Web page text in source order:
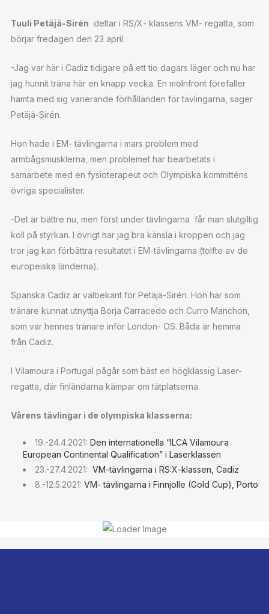
Tuuli Petäjä-Sirén deltar i RS/X- klassens VM- regatta, som
börjar fredagen den 23 april.
-Jag var här i Cadiz tidigare på ett tio dagars läger och nu har
jag hunnit träna här en knapp vecka. En molnfront förefaller
hämta med sig varierande förhållanden för tävlingarna, sager
Petäjä-Sirén.
Hon hade i EM- tävlingarna i mars problem med
armbågsmusklerna, men problemet har bearbetats i
samarbete med en fysioterapeut och Olympiska kommitténs
övriga specialister.
-Det är bättre nu, men först under tävlingarna får man slutgiltig
koll på styrkan. I övrigt har jag bra känsla i kroppen och jag
tror jag kan förbättra resultatet i EM-tävlingarna (tolfte av de
europeiska länderna).
Spanska Cadiz är välbekant för Petäjä-Sirén. Hon har som
tränare kunnat utnyttja Borja Carracedo och Curro Manchon,
som var hennes tränare inför London- OS. Båda är hemma
från Cadiz.
I Vilamoura i Portugal pågår som bäst en högklassig Laser-
regatta, där finländarna kämpar om tätplatserna.
Vårens tävlingar i de olympiska klasserna:
19.-24.4.2021: Den internationella “ILCA Vilamoura
European Continental Qualification” i Laserklassen
23.-27.4.2021: VM-tävlingarna i RS:X-klassen, Cadiz
8.-12.5.2021: VM- tävlingarna i Finnjolle (Gold Cup), Porto